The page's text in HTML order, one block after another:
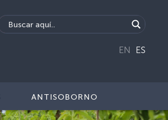
EN ES
ANTISOBORNO